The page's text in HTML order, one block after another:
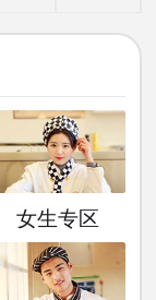
+学籍 预约报名
+学籍 预约报名
+学籍 预约报名
+学籍 预约报名
女生专区